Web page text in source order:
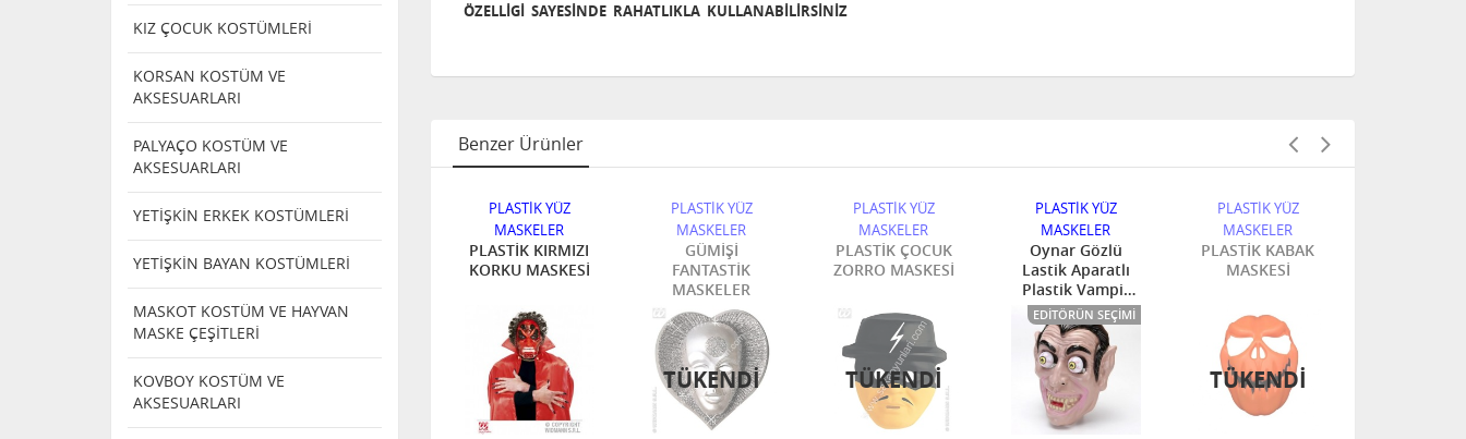
KIZ ÇOCUK KOSTÜMLERİ
KORSAN KOSTÜM VE
AKSESUARLARI
PALYAÇO KOSTÜM VE
AKSESUARLARI
YETİŞKİN ERKEK KOSTÜMLERİ
YETİŞKİN BAYAN KOSTÜMLERİ
MASKOT KOSTÜM VE HAYVAN
MASKE ÇEŞİTLERİ
KOVBOY KOSTÜM VE
AKSESUARLARI
ÖZELLİGİ SAYESİNDE RAHATLIKLA KULLANABİLİRSİNİZ
Benzer Ürünler
PLASTİK YÜZ
MASKELER
HANNİBALPLASTİK
MASKE
PLASTİK YÜZ
Hokey Jason
Hannibal
Maskesi
PLASTİK YÜZ
MASKELER
PLASTİK KIRMIZI
KORKU MASKESİ
PLASTİK YÜZ
MASKELER
GÜMİŞİ
FANTASTİK
MASKELER
TÜKENDI
PLASTİK YÜZ
MASKELER
PLASTİK ÇOCUK
ZORRO MASKESİ
TÜKENDI
PLASTİK YÜZ
MASKELER
Oynar Gözlü
Lastik Aparatlı
Plastik Vampir
Korku Maskesi
EDITÖRÜN SEÇIMI
PLASTİK YÜZ
MASKELER
PLASTİK KABAK
MASKESİ
TÜKENDI